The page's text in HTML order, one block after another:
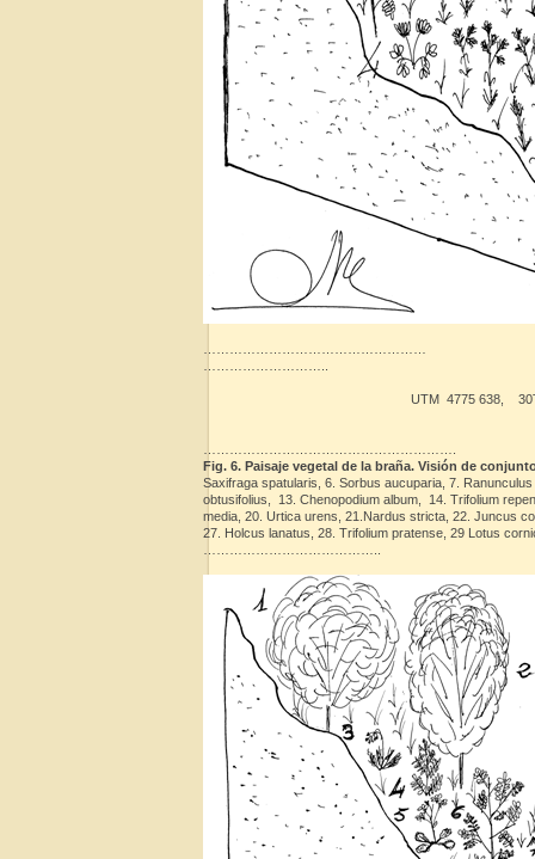
UTM 4775 638, 30T 0322809,
Fig. 6. Paisaje vegetal de la braña. Visión de
Saxifraga spatularis, 6. Sorbus aucuparia, 7.
obtusifolius, 13. Chenopodium album, 14. Trifolium
media, 20. Urtica urens, 21.Nardus stricta, 22. Juncus
27. Holcus lanatus, 28. Trifolium pratense, 29 Lotus